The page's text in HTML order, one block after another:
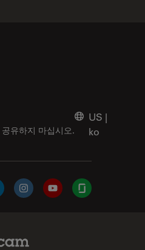
유하지 마십시오.
US |
ko
InstagramYouTubeGlassdoor